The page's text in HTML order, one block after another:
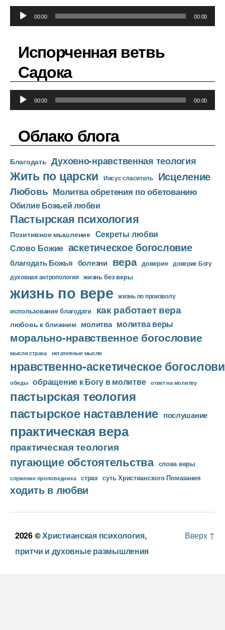
у
л
00:00 00:00
Испорченная ветвь
Садока
у
о
п
л
е
е
р
00:00 00:00
Облако блога
Благодать Духовно-нравственная теология
Жить по царски Иисус спаситель Исцеление
Любовь Молитва обретения по обетованию
Обилие Божьей любви
Пастырская психология
Позитивное мышление Секреты любви
Слово Божие аскетическое богословие
благодать Божья болезни вера доверие доверие Богу
духовная антропология жизнь без веры
жизнь по вере жизнь по произволу
использование благодати как работает вера
любовь к ближним молитва молитва веры
морально-нравственное богословие
мысли страха негативные мысли
нравственно-аскетическое
обиды обращение к Богу в молитве ответ на молитву
пастырская теология
пастырское наставление послушание
практическая вера
практическая теология
пугающие обстоятельства слова веры
служение проповедника страх суть Христианского Помазания
ходить в любви
2026 ©Христианская психология,
притчи и духовные размышления
Вверх ↑